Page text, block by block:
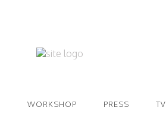
WORKSHOP PRESS TV.